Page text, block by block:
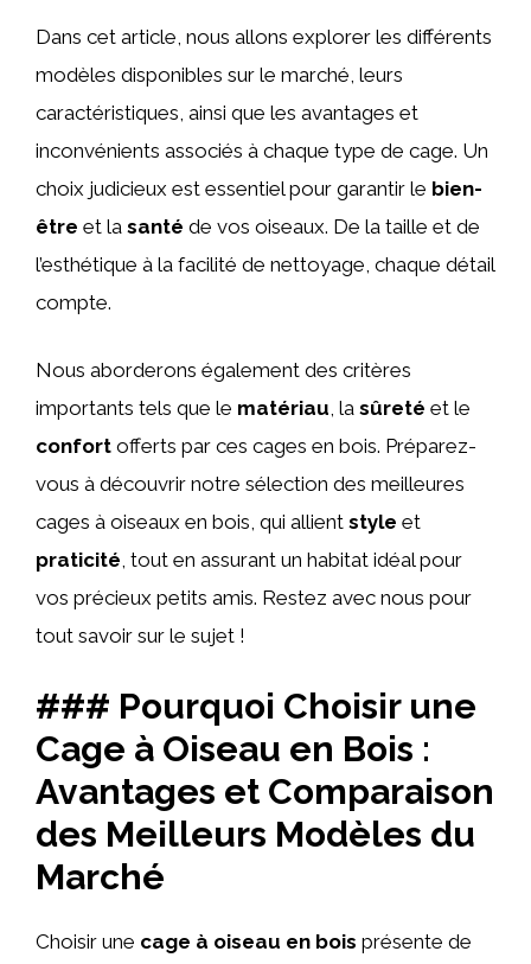
Dans cet article, nous allons explorer les différents
modèles disponibles sur le marché, leurs
caractéristiques, ainsi que les avantages et
inconvénients associés à chaque type de cage. Un
choix judicieux est essentiel pour garantir le bien-
être et la santé de vos oiseaux. De la taille et de
l’esthétique à la facilité de nettoyage, chaque détail
compte.
Nous aborderons également des critères
importants tels que le matériau, la sûreté et le
confort offerts par ces cages en bois. Préparez-
vous à découvrir notre sélection des meilleures
cages à oiseaux en bois, qui allient style et
praticité, tout en assurant un habitat idéal pour
vos précieux petits amis. Restez avec nous pour
tout savoir sur le sujet !
### Pourquoi Choisir une
Cage à Oiseau en Bois :
Avantages et Comparaison
des Meilleurs Modèles du
Marché
Choisir une cage à oiseau en bois présente de